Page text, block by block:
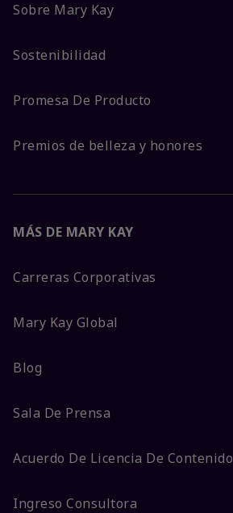
Sobre Mary Kay
Sostenibilidad
Promesa De Producto
Premios de belleza y honores
MÁS DE MARY KAY
Carreras Corporativas
Mary Kay Global
Blog
Sala De Prensa
Acuerdo De Licencia De Contenido
Ingreso Consultora